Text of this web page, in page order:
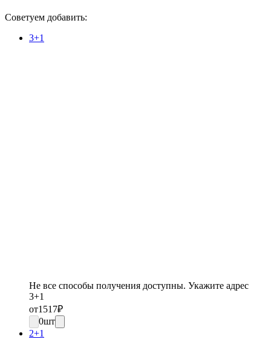
Советуем добавить:
3+1
Не все способы получения доступны. Укажите адрес
3+1
от1517₽
0шт
2+1